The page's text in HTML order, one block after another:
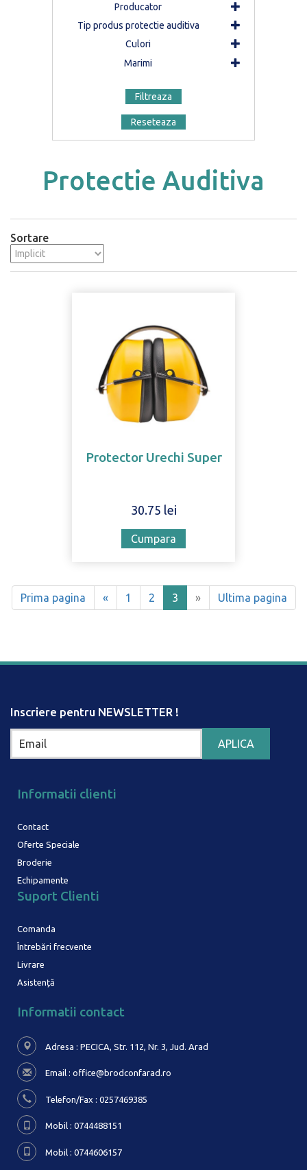
Producator
Tip produs protectie auditiva
Culori
Marimi
Filtreaza
Reseteaza
Protectie Auditiva
Sortare
Protector Urechi Super
30.75 lei
Cumpara
Prima pagina « 1 2 3(current)
» Ultima pagina
Inscriere pentru NEWSLETTER !
Informatii clienti
Contact
Oferte Speciale
Broderie
Echipamente
Suport Clienti
Comanda
Întrebări frecvente
Livrare
Asistență
Informatii contact
Adresa : PECICA, Str. 112, Nr. 3, Jud. Arad
Email : office@brodconfarad.ro
Telefon/Fax : 0257469385
Mobil : 0744488151
Mobil : 0744606157